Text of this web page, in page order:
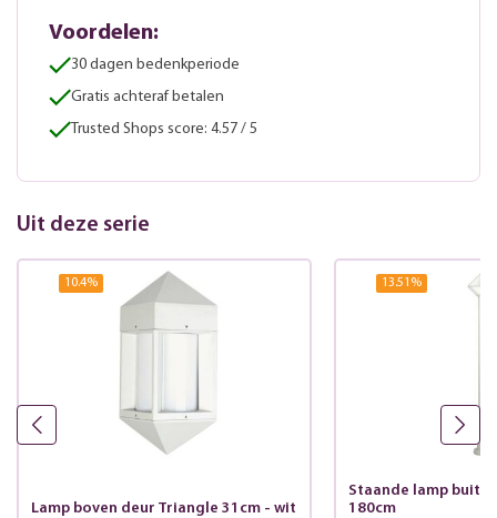
Voordelen:
30 dagen bedenkperiode
Gratis achteraf betalen
Trusted Shops score: 4.57 / 5
Uit deze serie
10.4%
Lamp boven deur Triangle 31cm - wit
13.51 %
Staande lamp
180cm